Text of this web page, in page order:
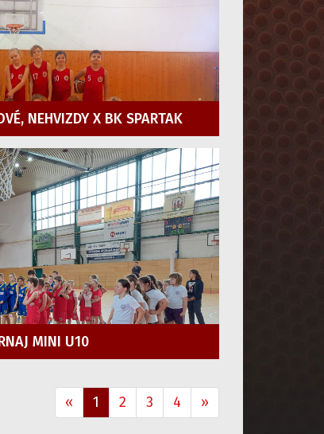
NEHVIZDY X BK SPARTAK
MINI U10
« 1 2 3 4 »